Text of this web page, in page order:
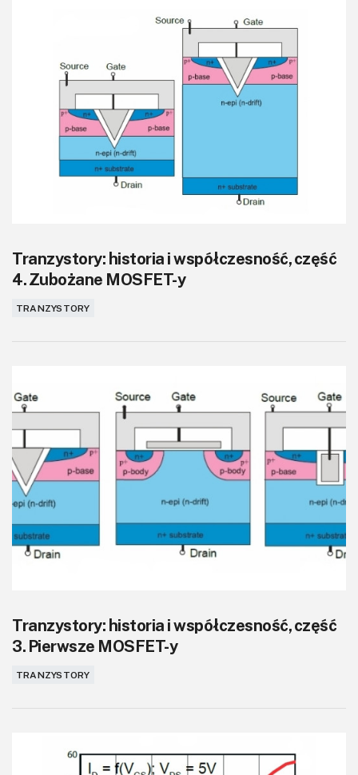
Tranzystory: historia i współczesność, część
4. Zubożane MOSFET-y
TRANZYSTORY
Tranzystory: historia i współczesność, część
3. Pierwsze MOSFET-y
TRANZYSTORY